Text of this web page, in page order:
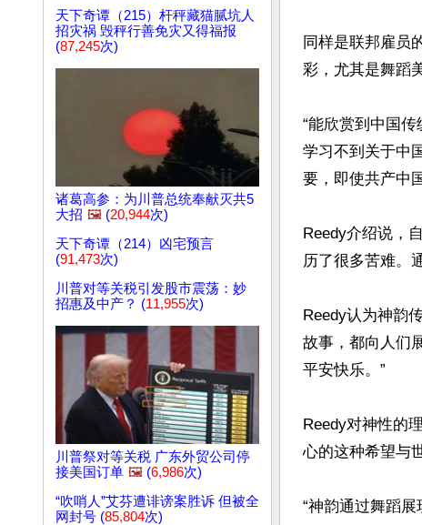
天下奇谭（215）杆秤藏猫腻坑人
招灾祸 毁秤行善免灾又得福报
(87,245次)
诸葛高参：为川普总统奉献灭共5
大招 🖼️ (20,944次)
天下奇谭（214）凶宅预言
(91,473次)
川普对等关税引发股市震荡：妙
招惠及中产？ (11,955次)
川普祭对等关税 广东外贸公司停
接美国订单 🖼️ (6,986次)
“吹哨人”艾芬遭诽谤案胜诉 但被全
网封号 (85,804次)
同样是联邦雇员
彩，尤其是舞蹈
“能欣赏到中国
学习不到关于中
要，即使共产中
Reedy介绍说，
历了很多苦难。
Reedy认为神韵
故事，都向人们
平安快乐。”
Reedy对神性的
心的这种希望与
“神韵通过舞蹈展